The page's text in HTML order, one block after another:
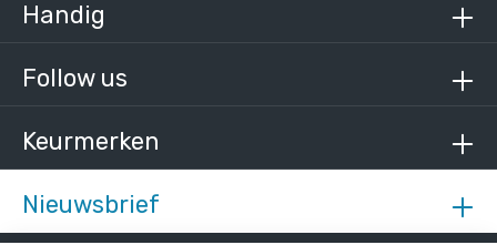
Nieuwsbrief
Follow us
Keurmerken
Handig